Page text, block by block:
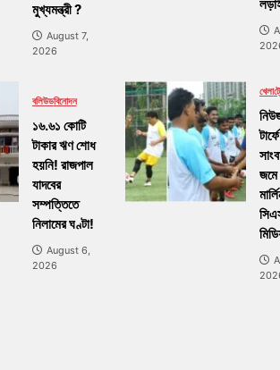
মুখ্যমন্ত্রী ?
August 7,
2026
বলিউডবিনোদন
১৬.৬১ কোটি
টাকার ঋণ শোধ
হয়নি! রাজপাল
যাদবের
সম্পত্তিতে
নিলামের ঘণ্টা!
August 6,
2026
খেলা
টার্ফে